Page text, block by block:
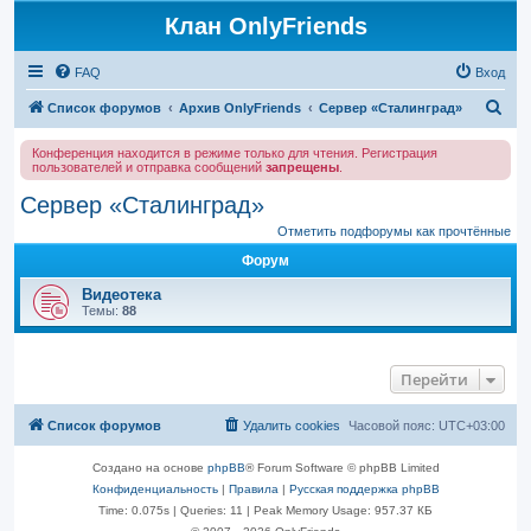
Клан OnlyFriends
FAQ Вход
Список форумов Архив OnlyFriends Сервер «Сталинград»
Конференция находится в режиме только для чтения. Регистрация
пользователей и отправка сообщений запрещены
Сервер «Сталинград»
Отметить подфорумы как прочтённые
Форум
Видеотека
Темы: 88
Перейти
Список форумов Часовой пояс: UTC+03:00
Удалить cookies
Создано на основе phpBB® Forum Software © phpBB Limited
Конфиденциальность| Правила | Русская поддержка phpBB
Time: 0.075s | Queries: 11 | Peak Memory Usage: 957.37 КБ